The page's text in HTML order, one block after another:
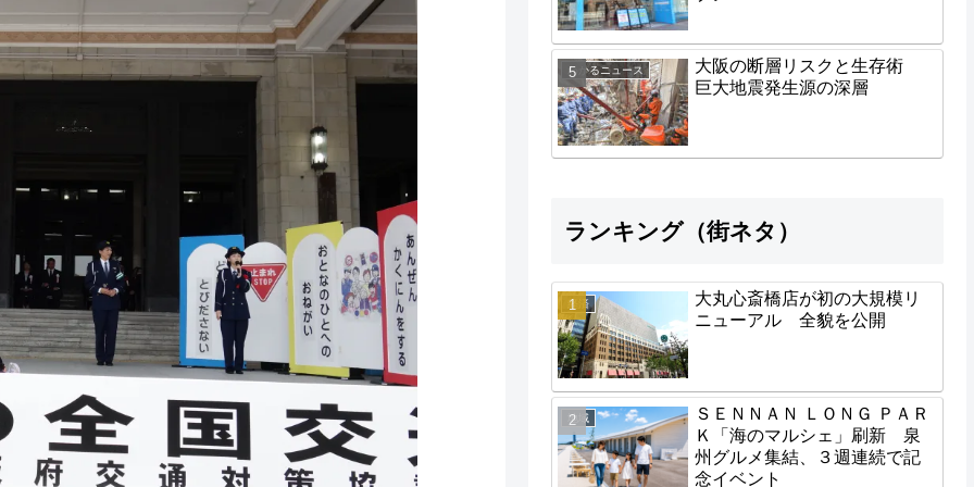
わかるニュース
大阪の断層リスクと生存術
巨大地震発生源の深層
ランキング（街ネタ）
経済
大丸心斎橋店が初の大規模リ
ニューアル 全貌を公開
地域
ＳＥＮＮＡＮ ＬＯＮＧ ＰＡＲ
Ｋ「海のマルシェ」刷新 泉
州グルメ集結、３週連続で記
念イベント